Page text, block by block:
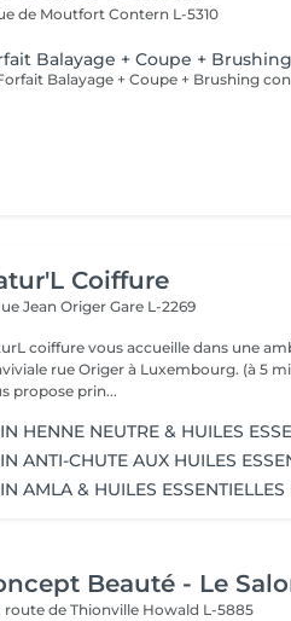
de MoutfortContern L-5310
Balayage + Coupe + Brushing
Coiffure
Jean OrigerGare L-2269
coiffure vous accueille dans une
rue Origer à Luxembourg. (à 5 min de la
propose prin...
HENNE NEUTRE & HUILES
ANTI-CHUTE AUX HUILES
AMLA & HUILES ESSENTIELLES
Beauté - Le
route de Thionville Howald L-5885